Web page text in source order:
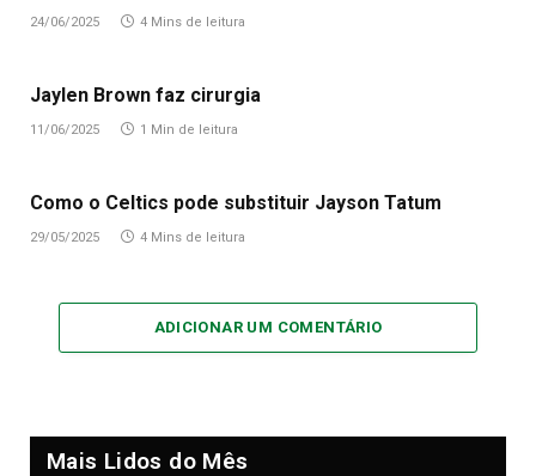
24/06/2025 4 Mins de leitura
Jaylen Brown faz cirurgia
11/06/2025 1 Min de leitura
Como o Celtics pode substituir Jayson Tatum
29/05/2025 4 Mins de leitura
ADICIONAR UM COMENTÁRIO
Mais Lidos do Mês